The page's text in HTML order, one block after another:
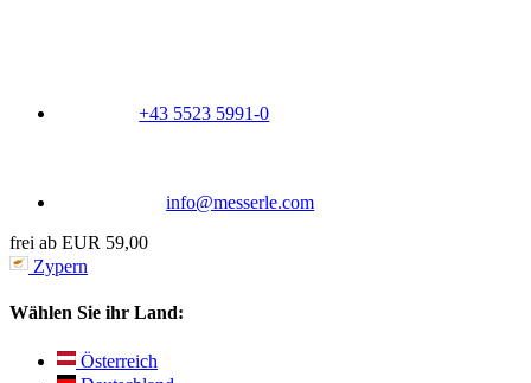
+43 5523 5991-0
info@messerle.com
frei ab EUR 59,00
Zypern
Wählen Sie ihr Land:
Österreich